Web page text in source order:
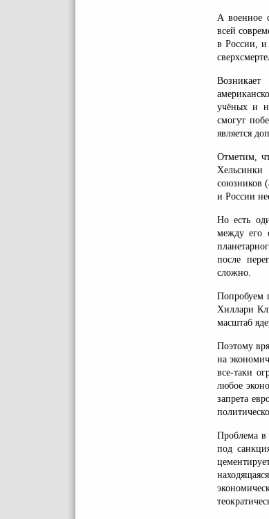
А военное
всей
в России,
учёных и
смогут
является
Отметим,
союзников
и России
Но есть
между его
после
сложно.
Попробуем
Хиллари
масштаб
Поэтому
на
все-таки
любое
запрета
Проблема в
под